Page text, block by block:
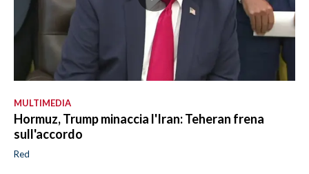
MULTIMEDIA
Hormuz, Trump minaccia l'Iran: Teheran frena
sull'accordo
Red